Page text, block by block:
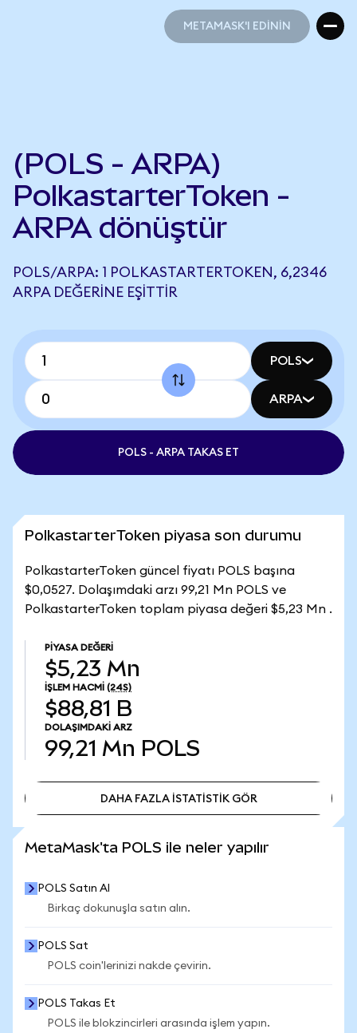
METAMASK'I EDİNİN
(POLS - ARPA)
PolkastarterToken -
ARPA dönüştür
POLS/ARPA: 1 POLKASTARTERTOKEN, 6,2346
ARPA DEĞERINE EŞITTIR
POLS
ARPA
POLS - ARPA TAKAS ET
PolkastarterToken piyasa son durumu
PolkastarterToken güncel fiyatı POLS başına
$0,0527. Dolaşımdaki arzı 99,21 Mn POLS ve
PolkastarterToken toplam piyasa değeri $5,23 Mn .
PIYASA DEĞERI
$5,23 Mn
İŞLEM HACMI (24S)
$88,81 B
DOLAŞIMDAKI ARZ
99,21 Mn POLS
DAHA FAZLA İSTATİSTİK GÖR
MetaMask'ta POLS ile neler yapılır
POLS Satın Al
Birkaç dokunuşla satın alın.
POLS Sat
POLS coin'lerinizi nakde çevirin.
POLS Takas Et
POLS ile blokzincirleri arasında işlem yapın.